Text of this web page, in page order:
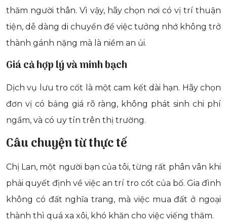
thăm người thân. Vì vậy, hãy chọn nơi có vị trí thuận
tiện, dễ dàng di chuyển để việc tưởng nhớ không trở
thành gánh nặng mà là niềm an ủi.
Giá cả hợp lý và minh bạch
Dịch vụ lưu tro cốt là một cam kết dài hạn. Hãy chọn
đơn vị có bảng giá rõ ràng, không phát sinh chi phí
ngầm, và có uy tín trên thị trường.
Câu chuyện từ thực tế
Chị Lan, một người bạn của tôi, từng rất phân vân khi
phải quyết định về việc an trí tro cốt của bố. Gia đình
không có đất nghĩa trang, mà việc mua đất ở ngoại
thành thì quá xa xôi, khó khăn cho việc viếng thăm.